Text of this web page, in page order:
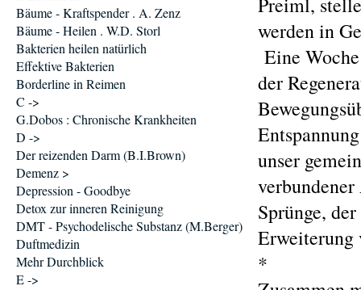
werden in
Eine
der
unser
Sprünge,
Erweiterung
*
Bäume - Kraftspender . A. Zenz
Bäume - Heilen . W.D. Storl
Bakterien heilen natürlich
Effektive Bakterien
Borderline in Reimen
C ->
G.Dobos : Chronische Krankheiten
D ->
Der reizenden Darm (B.I.Brown)
Demenz >
Depression - Goodbye
Detox zur inneren Reinigung
DMT - Psychodelische Substanz (M.Berger)
Duftmedizin
Mehr Durchblick
E ->